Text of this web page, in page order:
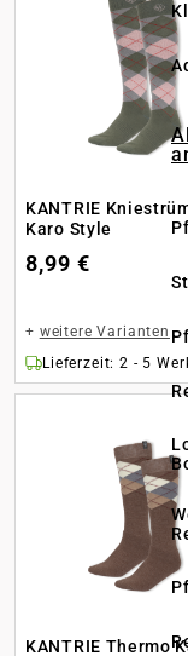
KANTRIE
Karo Style
8,99 €
+ weitere Varianten
Lieferzeit: 2 - 5
KANTRIE Thermo